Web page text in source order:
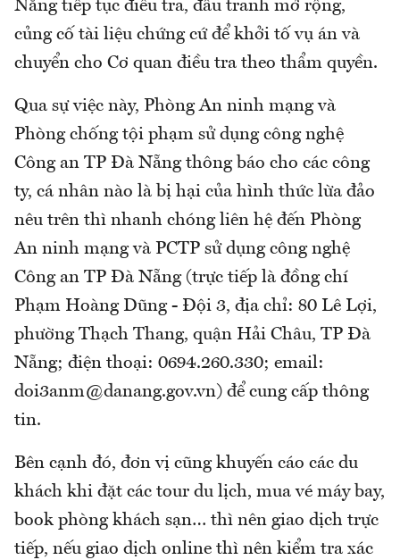
Nẵng tiếp tục điều tra, đấu tranh mở rộng,
củng cố tài liệu chứng cứ để khởi tố vụ án và
chuyển cho Cơ quan điều tra theo thẩm quyền.
Qua sự việc này, Phòng An ninh mạng và
Phòng chống tội phạm sử dụng công nghệ
Công an TP Đà Nẵng thông báo cho các công
ty, cá nhân nào là bị hại của hình thức lừa đảo
nêu trên thì nhanh chóng liên hệ đến Phòng
An ninh mạng và PCTP sử dụng công nghệ
Công an TP Đà Nẵng (trực tiếp là đồng chí
Phạm Hoàng Dũng - Đội 3, địa chỉ: 80 Lê Lợi,
phường Thạch Thang, quận Hải Châu, TP Đà
Nẵng; điện thoại: 0694.260.330; email:
doi3anm@danang.gov.vn) để cung cấp thông
tin.
Bên cạnh đó, đơn vị cũng khuyến cáo các du
khách khi đặt các tour du lịch, mua vé máy bay,
book phòng khách sạn… thì nên giao dịch trực
tiếp, nếu giao dịch online thì nên kiểm tra xác